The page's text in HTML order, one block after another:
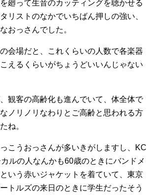
廻って生音のカッティングを聴かせる
リストのなかでいちばん押しの強い、
おっさんでした。
会場だと、これくらいの人数で各楽器
えるくらいがちょうどいいんじゃない
観客の高齢化も進んでいて、体全体で
ノリノリなわりとご高齢と思われる方
ね。
こうおっさんが多いきがしますし、KC
ルの人なんかも60歳のときにバンドメ
いう赤いジャケットを着ていて、東京
トルズの来日のときに学生だったそう